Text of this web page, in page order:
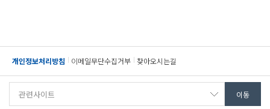
개인정보처리방침 이메일무단수집거부 찾아오시는길